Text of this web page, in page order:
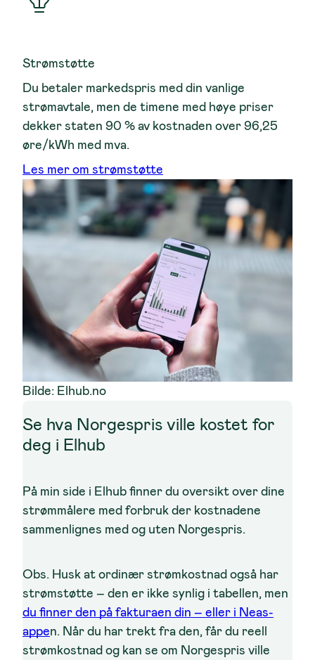
Strømstøtte
Du betaler markedspris med din vanlige
strømavtale, men de timene med høye priser
dekker staten 90 % av kostnaden over 96,25
øre/kWh med mva.
Les mer om strømstøtte
Bilde: Elhub.no
Se hva Norgespris ville kostet for
deg i Elhub
På min side i Elhub finner du oversikt over dine
strømmålere med forbruk der kostnadene
sammenlignes med og uten Norgespris.
Obs. Husk at ordinær strømkostnad også har
strømstøtte – den er ikke synlig i tabellen, men
du finner den på fakturaen din – eller i Neas-
appen. Når du har trekt fra den, får du reell
strømkostnad og kan se om Norgespris ville